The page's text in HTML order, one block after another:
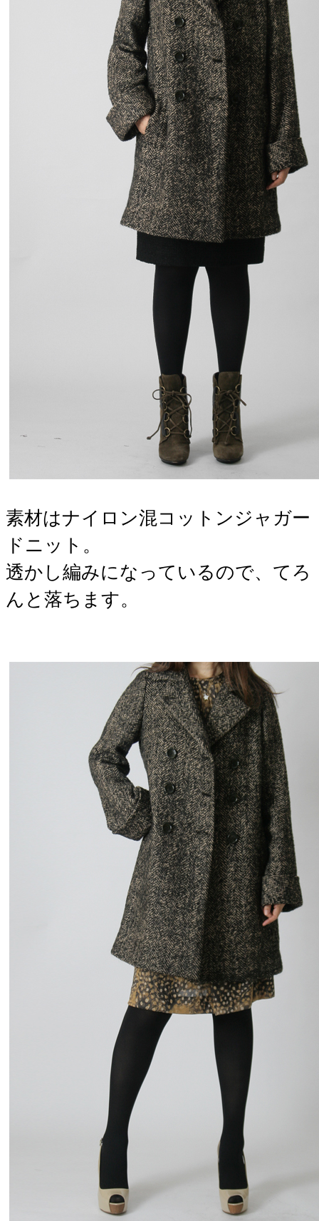
素材はナイロン混コットンジャガー
ドニット。
透かし編みになっているので、てろ
んと落ちます。